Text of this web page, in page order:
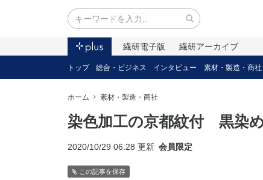
繊研電子版 繊研アーカイブ
トップ 総合・ビジネス インタビュー 素材・製造・商社
ホーム 素材・製造・商社
染色加工の京都紋付 黒染
2020/10/29 06:28 更新 会員限定
この記事を保存